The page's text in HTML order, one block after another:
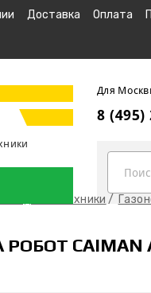
Доставка Оплата
Для
8 (495)
садовой техники
CAIMAN